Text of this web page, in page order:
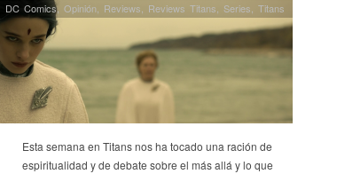
DC Comics,Opinión Reviews Reviews Titans Series ,Titans
Esta semana en Titans nos ha tocado una ración de
espiritualidad y de debate sobre el más allá y lo que